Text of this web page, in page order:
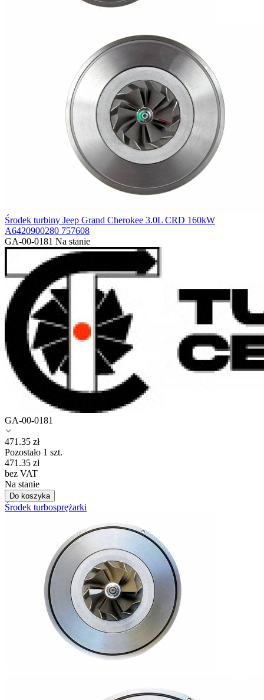
Środek turbiny Jeep Grand Cherokee 3.0L CRD 160kW
A6420900280 757608
GA-00-0181 Na stanie
GA-00-0181
471.35 zł
Pozostało 1 szt.
471.35 zł
bez VAT
Na stanie
Do koszyka
Środek turbosprężarki